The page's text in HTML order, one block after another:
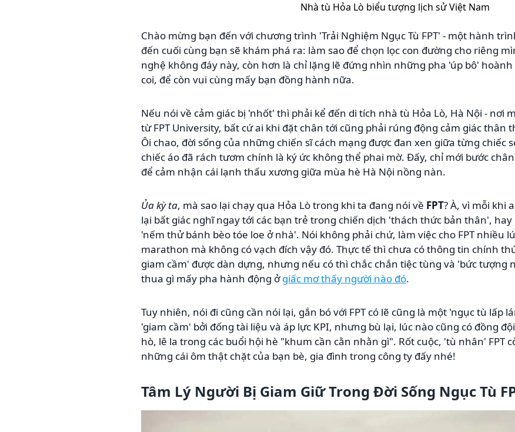
Nhà tù Hỏa Lò biểu tượng lịch sử Việt Nam
Chào mừng bạn đến với chương trình 'Trải Nghiệm Ngục Tù FPT' - một hành
đến cuối cùng bạn sẽ khám phá ra: làm sao để chọn lọc con đường cho riêng
nghệ không đáy này, còn hơn là chỉ lặng lẽ đứng nhìn những pha 'úp bô'
coi, để còn vui cùng mấy bạn đồng hành nữa.
Nếu nói về cảm giác bị 'nhốt' thì phải kể đến di tích nhà tù Hỏa Lò, Hà Nội - nơi
từ FPT University, bất cứ ai khi đặt chân tới cũng phải rúng động cảm giác thân
Ôi chao, đời sống của những chiến sĩ cách mạng được đan xen giữa từng chiếc
chiếc áo đã rách tươm chính là ký ức không thể phai mờ. Đấy, chỉ mới bước
để cảm nhận cái lạnh thấu xương giữa mùa hè Hà Nội nồng nàn.
Ủa kỳ ta, mà sao lại chạy qua Hỏa Lò trong khi ta đang nói về FPT? À, vì mỗi khi
lại bất giác nghĩ ngay tới các bạn trẻ trong chiến dịch 'thách thức bản thân',
'nếm thử bánh bèo tóe loe ở nhà'. Nói không phải chứ, làm việc cho FPT nhiều
marathon mà không có vạch đích vậy đó. Thực tế thì chưa có thông tin chính
giam cầm' được dàn dựng, nhưng nếu có thì chắc chắn tiệc tùng và 'bức tượng
thua gì mấy pha hành động ởgiấc mơ thấy người nào đó.
Tuy nhiên, nói đi cũng cần nói lại, gắn bó với FPT có lẽ cũng là một 'ngục tù lấp
'giam cầm' bởi đống tài liệu và áp lực KPI, nhưng bù lại, lúc nào cũng có đồng
hò, lê la trong các buổi hội hè "khum cần cằn nhằn gì". Rốt cuộc, 'tù nhân' FPT
những cái ôm thật chặt của bạn bè, gia đình trong công ty đấy nhé!
Tâm Lý Người Bị Giam Giữ Trong Đời Sống Ngục Tù